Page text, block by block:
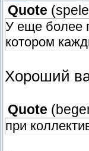
Quote (
У еще более
котором
Хороший
Quote (
при